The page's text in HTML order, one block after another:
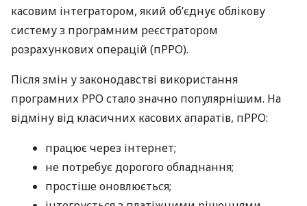
касовим інтегратором, який об’єднує облікову
систему з програмним реєстратором
розрахункових операцій (пРРО).
Після змін у законодавстві використання
програмних РРО стало значно популярнішим. На
відміну від класичних касових апаратів, пРРО:
працює через інтернет;
не потребує дорогого обладнання;
простіше оновлюється;